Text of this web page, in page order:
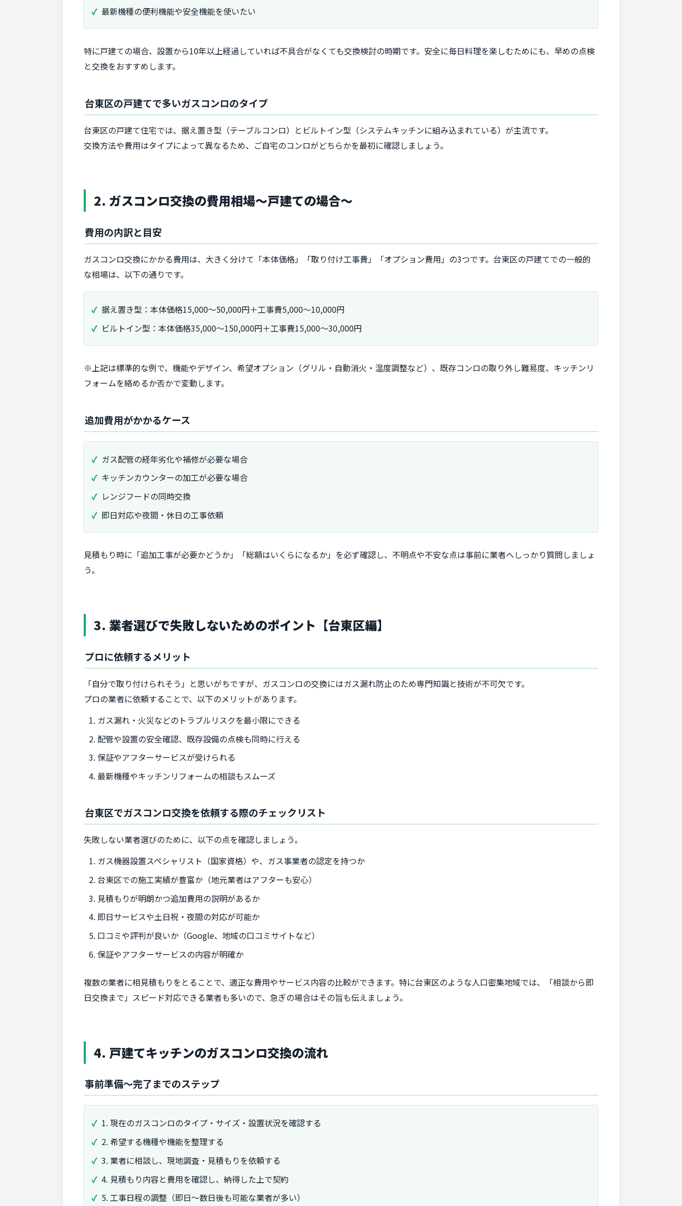
最新機種の便利機能や安全機能を使いたい
特に戸建ての場合、設置から10年以上経過していれば不具合がなくても交換検討の時期です。安全に毎日料理を楽しむためにも、早めの点検
と交換をおすすめします。
台東区の戸建てで多いガスコンロのタイプ
台東区の戸建て住宅では、据え置き型（テーブルコンロ）とビルトイン型（システムキッチンに組み込まれている）が主流です。
交換方法や費用はタイプによって異なるため、ご自宅のコンロがどちらかを最初に確認しましょう。
2. ガスコンロ交換の費用相場～戸建ての場合～
費用の内訳と目安
ガスコンロ交換にかかる費用は、大きく分けて「本体価格」「取り付け工事費」「オプション費用」の3つです。台東区の戸建てでの一般的
な相場は、以下の通りです。
据え置き型：本体価格15,000～50,000円＋工事費5,000～10,000円
ビルトイン型：本体価格35,000～150,000円＋工事費15,000～30,000円
※上記は標準的な例で、機能やデザイン、希望オプション（グリル・自動消火・温度調整など）、既存コンロの取り外し難易度、キッチンリ
フォームを絡めるか否かで変動します。
追加費用がかかるケース
ガス配管の経年劣化や補修が必要な場合
キッチンカウンターの加工が必要な場合
レンジフードの同時交換
即日対応や夜間・休日の工事依頼
見積もり時に「追加工事が必要かどうか」「総額はいくらになるか」を必ず確認し、不明点や不安な点は事前に業者へしっかり質問しましょ
う。
3. 業者選びで失敗しないためのポイント【台東区編】
プロに依頼するメリット
「自分で取り付けられそう」と思いがちですが、ガスコンロの交換にはガス漏れ防止のため専門知識と技術が不可欠です。
プロの業者に依頼することで、以下のメリットがあります。
ガス漏れ・火災などのトラブルリスクを最小限にできる
配管や設置の安全確認、既存設備の点検も同時に行える
保証やアフターサービスが受けられる
最新機種やキッチンリフォームの相談もスムーズ
台東区でガスコンロ交換を依頼する際のチェックリスト
失敗しない業者選びのために、以下の点を確認しましょう。
ガス機器設置スペシャリスト（国家資格）や、ガス事業者の認定を持つか
台東区での施工実績が豊富か（地元業者はアフターも安心）
見積もりが明朗かつ追加費用の説明があるか
即日サービスや土日祝・夜間の対応が可能か
口コミや評判が良いか（Google、地域の口コミサイトなど）
保証やアフターサービスの内容が明確か
複数の業者に相見積もりをとることで、適正な費用やサービス内容の比較ができます。特に台東区のような人口密集地域では、「相談から即
日交換まで」スピード対応できる業者も多いので、急ぎの場合はその旨も伝えましょう。
4. 戸建てキッチンのガスコンロ交換の流れ
事前準備～完了までのステップ
1. 現在のガスコンロのタイプ・サイズ・設置状況を確認する
2. 希望する機種や機能を整理する
3. 業者に相談し、現地調査・見積もりを依頼する
4. 見積もり内容と費用を確認し、納得した上で契約
5. 工事日程の調整（即日～数日後も可能な業者が多い）